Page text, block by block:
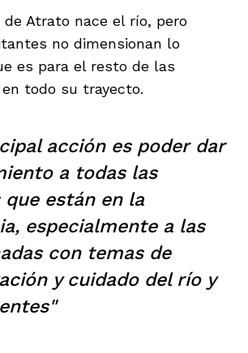
de Atrato nace el río, pero
no dimensionan lo
es para el resto de las
todo su trayecto.
acción es poder dar
a todas las
que están en la
especialmente a las
con temas de
y cuidado del río y